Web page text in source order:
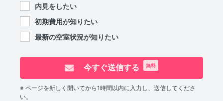
内見をしたい
初期費用が知りたい
最新の空室状況が知りたい
今すぐ送信する 無料
※ ページを新しく開いてから1時間以内に入力し、送信してくださ
い。